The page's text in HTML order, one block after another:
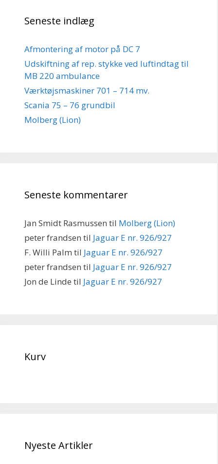
Seneste indlæg
Afmontering af motor på DC 7
Udskiftning af rep. stykke ved luftindtag til
MB 220 ambulance
Værktøjsmaskiner 701 – 714 mv.
Scania 75 – 76 grundbil
Molberg (Lion)
Seneste kommentarer
Jan Smidt Rasmussen til Molberg (Lion)
peter frandsen til Jaguar E nr. 926/927
F. Willi Palm til Jaguar E nr. 926/927
peter frandsen til Jaguar E nr. 926/927
Jon de Linde til Jaguar E nr. 926/927
Kurv
Nyeste Artikler